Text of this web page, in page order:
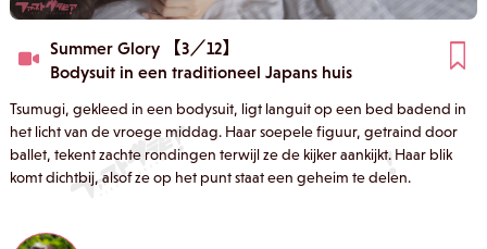
Summer Glory 【3／12】
Bodysuit in een traditioneel Japans huis
Tsumugi, gekleed in een bodysuit, ligt languit op een bed badend in
het licht van de vroege middag. Haar soepele figuur, getraind door
ballet, tekent zachte rondingen terwijl ze de kijker aankijkt. Haar blik
komt dichtbij, alsof ze op het punt staat een geheim te delen.